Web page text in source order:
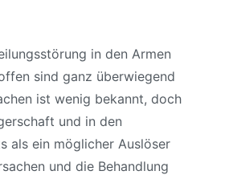
in den Armen
sind ganz überwiegend
ist wenig bekannt, doch
und in den
als ein möglicher Auslöser
und die Behandlung